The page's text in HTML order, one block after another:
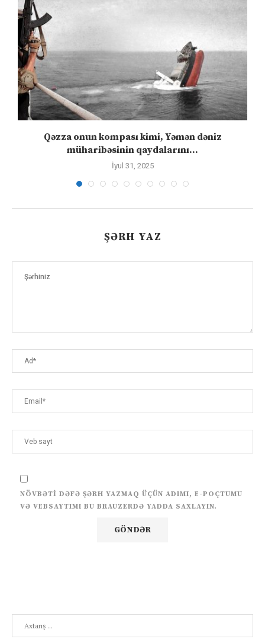
Qəzza onun kompası kimi, Yəmən dəniz
müharibəsinin qaydalarını...
İyul 31, 2025
ŞƏRH YAZ
NÖVBƏTI DƏFƏ ŞƏRH YAZMAQ ÜÇÜN ADIMI, E-POÇTUMU
VƏ VEBSAYTIMI BU BRAUZERDƏ YADDA SAXLAYIN.